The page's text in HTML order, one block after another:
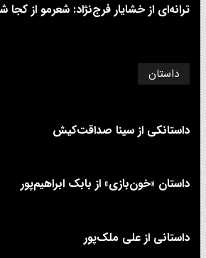
ترانه‌ای از خشایار فرج‌نژاد: شعرمو از کجا
داستان
داستانکی از سینا صداقت‌کیش
داستان «خون‌بازی» از بابک ابراهیم‌پور
داستانی از علی‌ ملک‌پور